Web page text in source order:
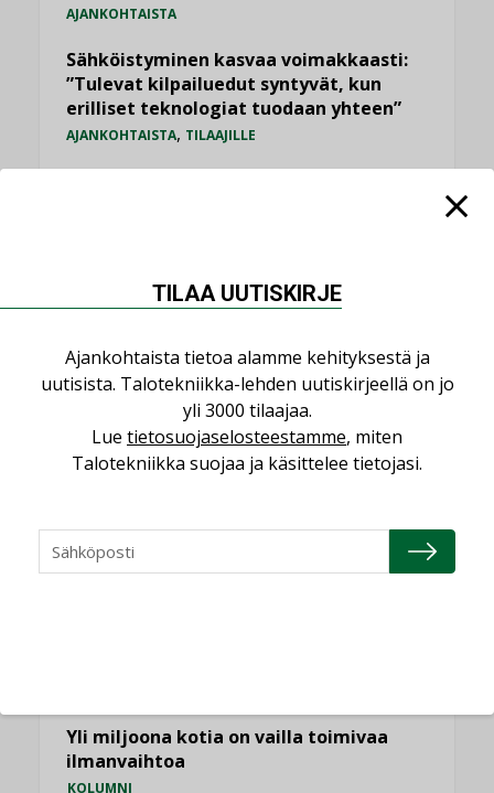
AJANKOHTAISTA
Sähköistyminen kasvaa voimakkaasti:
”Tulevat kilpailuedut syntyvät, kun
erilliset teknologiat tuodaan yhteen”
AJANKOHTAISTA, TILAAJILLE
LEHDEN ARTIKKELIT,TILAAJILLE
KATSO KAIKKI
Puheista tekoihin – uusin teknologia
Yli miljoona kotia on vailla toimivaa
ilmanvaihtoa
KOLUMNI
TILAA UUTISKIRJE
Ajankohtaista tietoa alamme kehityksestä ja
uutisista. Talotekniikka-lehden uutiskirjeellä on jo
yli 3000 tilaajaa.
Lue tietosuojaselosteestamme, miten
Talotekniikka suojaa ja käsittelee tietojasi.